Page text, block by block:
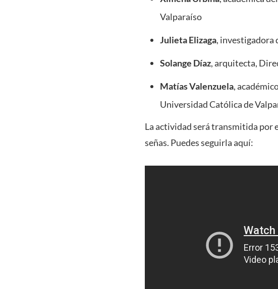
Valparaíso
Julieta Elizaga, investigadora
Solange Díaz, arquitecta,
Matías Valenzuela,
Universidad Católica de
La actividad será transmitida por
señas. Puedes seguirla aquí: